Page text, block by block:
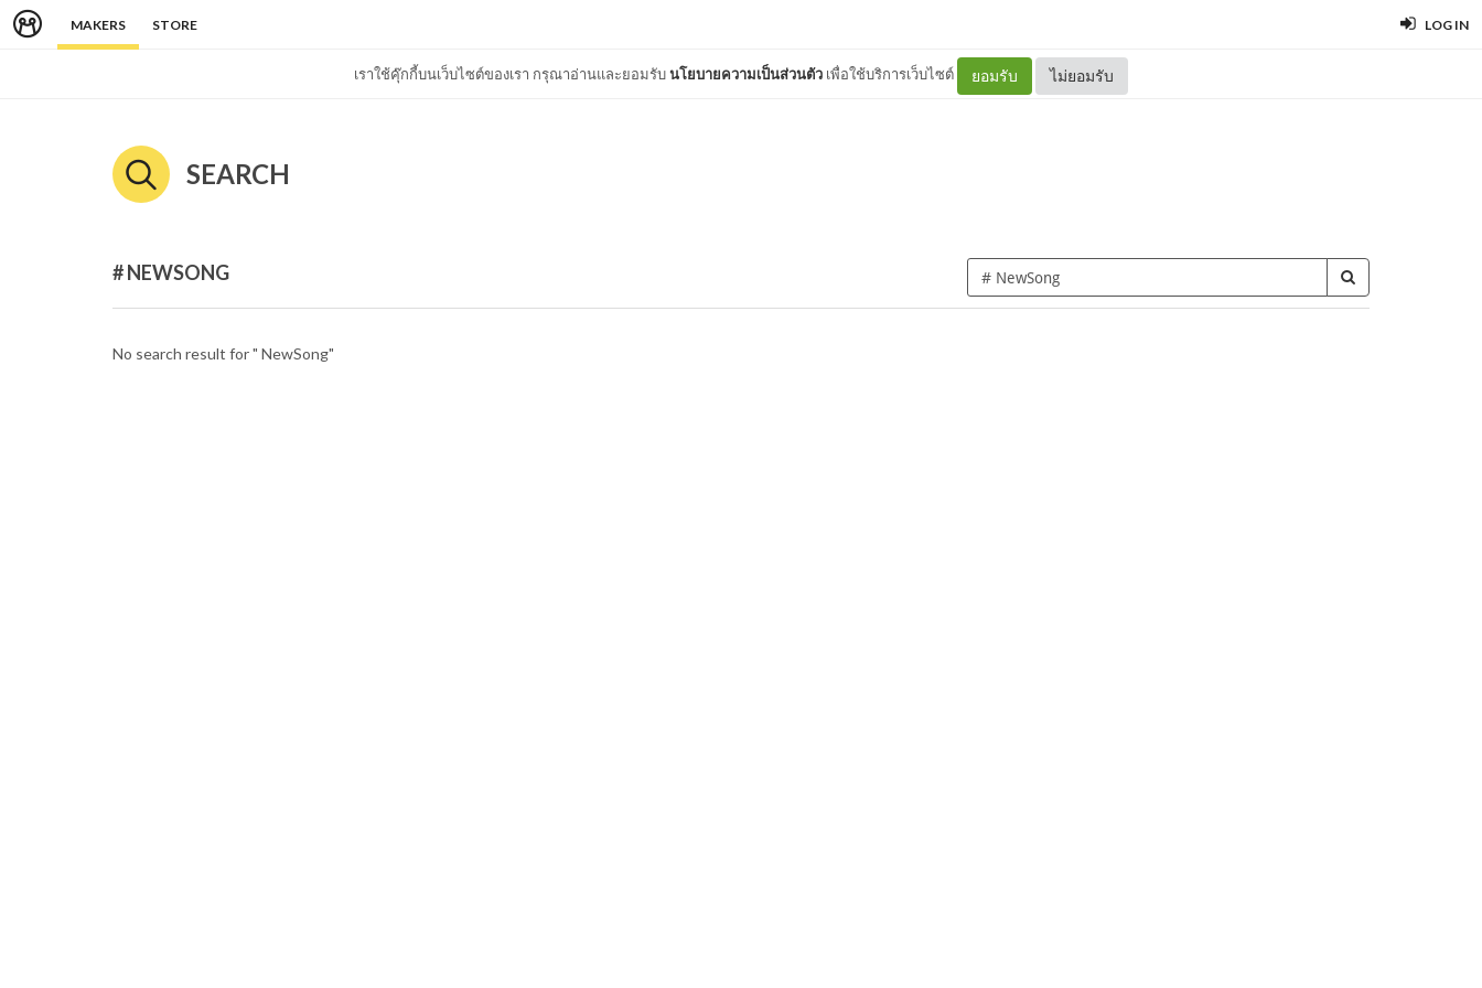
MAKERS STORE LOG IN
เราใช้คุ๊กกี้บนเว็บไซต์ของเรา กรุณาอ่านและยอมรับนโยบายความเป็นส่วนตัว เพื่อใช้บริการเว็บไซต์ ยอมรับ ไม่ยอมรับ
SEARCH
# NEWSONG
No search result for " NewSong"